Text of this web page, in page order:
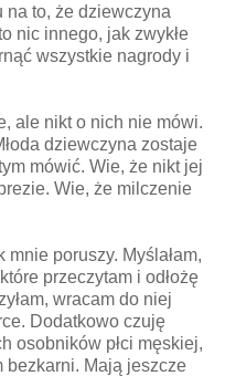
na to, że dziewczyna
nic innego, jak zwykłe
wszystkie nagrody i
ale nikt o nich nie mówi.
dziewczyna zostaje
mówić. Wie, że nikt jej
Wie, że milczenie
mnie poruszy. Myślałam,
przeczytam i odłożę
wracam do niej
Dodatkowo czuję
osobników płci męskiej,
bezkarni. Mają jeszcze